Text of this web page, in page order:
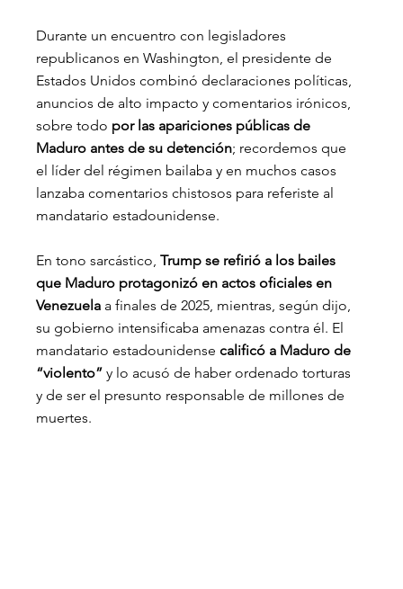
Durante un encuentro con legisladores
republicanos en Washington, el presidente de
Estados Unidos combinó declaraciones políticas,
anuncios de alto impacto y comentarios irónicos,
sobre todo por las apariciones públicas de
Maduro antes de su detención; recordemos que
el líder del régimen bailaba y en muchos casos
lanzaba comentarios chistosos para referiste al
mandatario estadounidense.
En tono sarcástico, Trump se refirió a los bailes
que Maduro protagonizó en actos oficiales en
Venezuela a finales de 2025, mientras, según dijo,
su gobierno intensificaba amenazas contra él. El
mandatario estadounidense calificó a Maduro de
“violento” y lo acusó de haber ordenado torturas
y de ser el presunto responsable de millones de
muertes.